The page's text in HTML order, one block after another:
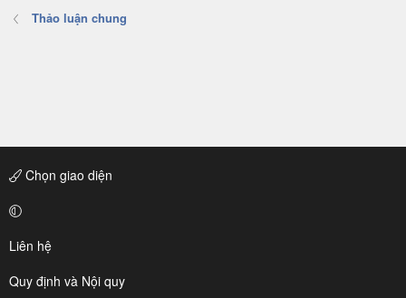
Thảo luận chung
Chọn giao diện
Liên hệ
Quy định và Nội quy